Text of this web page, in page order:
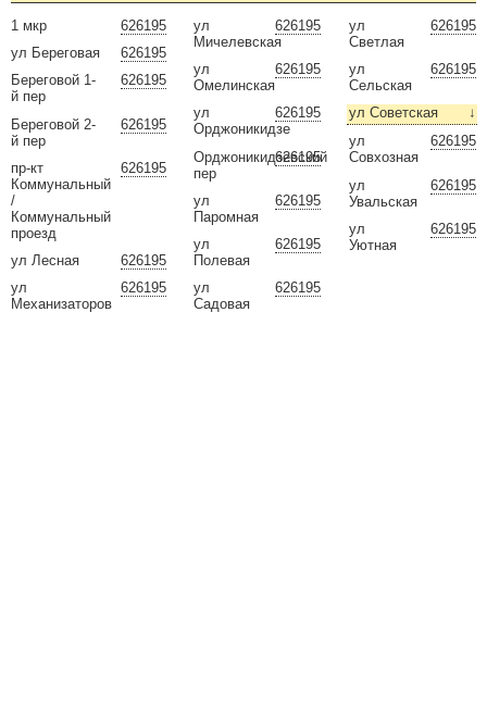
626195
1 мкр
626195
ул Береговая
626195
Береговой 1-
й пер
626195
Береговой 2-
й пер
626195
пр-кт
Коммунальный
/
Коммунальный
проезд
626195
ул Лесная
626195
ул
Механизаторов
626195
ул
Мичелевская
626195
ул
Омелинская
626195
ул
Орджоникидзе
626195
Орджоникидзевский
пер
626195
ул
Паромная
626195
ул
Полевая
626195
ул
Садовая
626195
ул
Светлая
626195
ул
Сельская
↓
ул Советская
626195
ул
Совхозная
626195
ул
Увальская
626195
ул
Уютная